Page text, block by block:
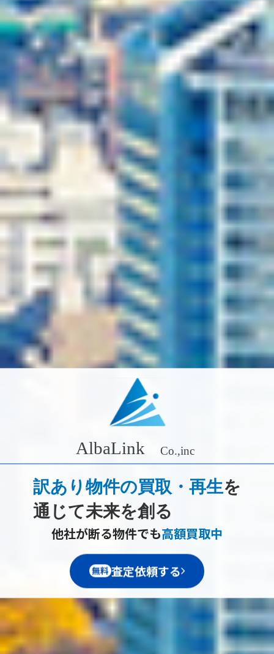
訳あり物件の買取・再生を
通じて未来を創る
他社が断る物件でも高額買取中
無料 査定依頼する